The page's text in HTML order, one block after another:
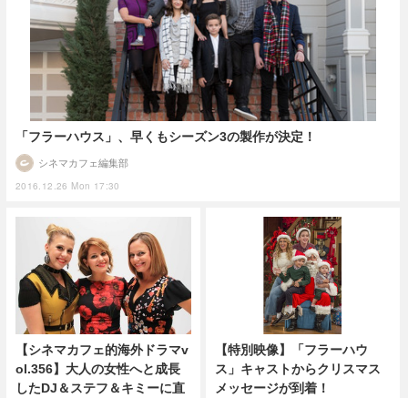
「フラーハウス」、早くもシーズン3の製作が決定！
2016.12.26 Mon 17:30
シネマカフェ編集部
【シネマカフェ的海外ドラマv
ol.356】大人の女性へと成長
したDJ＆ステフ＆キミーに直
【特別映像】「フラーハウ
ス」キャストからクリスマス
メッセージが到着！